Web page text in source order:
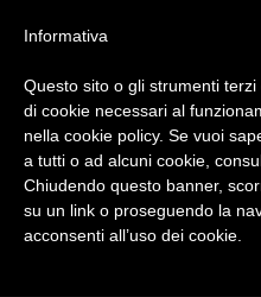
bimbi e viaggi - family
Informativa
Questo sito o gli strumenti
di cookie necessari al
nella cookie policy. Se vuoi
a tutti o ad alcuni cookie,
Chiudendo questo banner,
su un link o proseguendo la
acconsenti all’uso dei cookie.